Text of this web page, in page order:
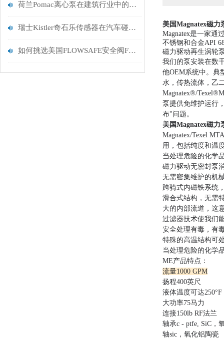
荷兰Pomac离心泵在建筑行业中的应用特点
瑞士Kistler奇石乐传感器在汽车碰撞测试中的关键角色
如何挑选美国FLOWSAFE安全阀F84-4
美国Magnatex磁力
Magnatex是一家通
不锈钢和合金API
磁力驱动再生涡轮
我们的泵安装在数
他OEM系统中。 典
水，传热流体，乙
Magnatex®/
泵提供免维护运行
布"问题。
美国Magnatex磁力
Magnatex/Texel
用，包括纯度和温
当处理危险的化学
磁力驱动无密封泵
无需密集维护的机
跨骑式内磁铁系统
滑合式结构，无需
大的内部流道，这
过滤器技术使我们
安全处理有毒，有
特殊的高温结构可
当处理危险的化学
ME产品特点：
流量1000 GPM
扬程400英尺
液体温度可达250°F
大功率75马力
连接150lb RF法兰
轴承c - ptfe, SiC，
轴sic，氧化铝陶瓷